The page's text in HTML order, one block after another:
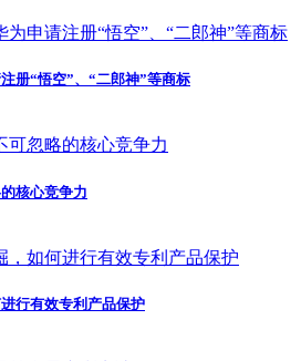
册“悟空”、“二郎神”等商标
核心竞争力
行有效专利产品保护